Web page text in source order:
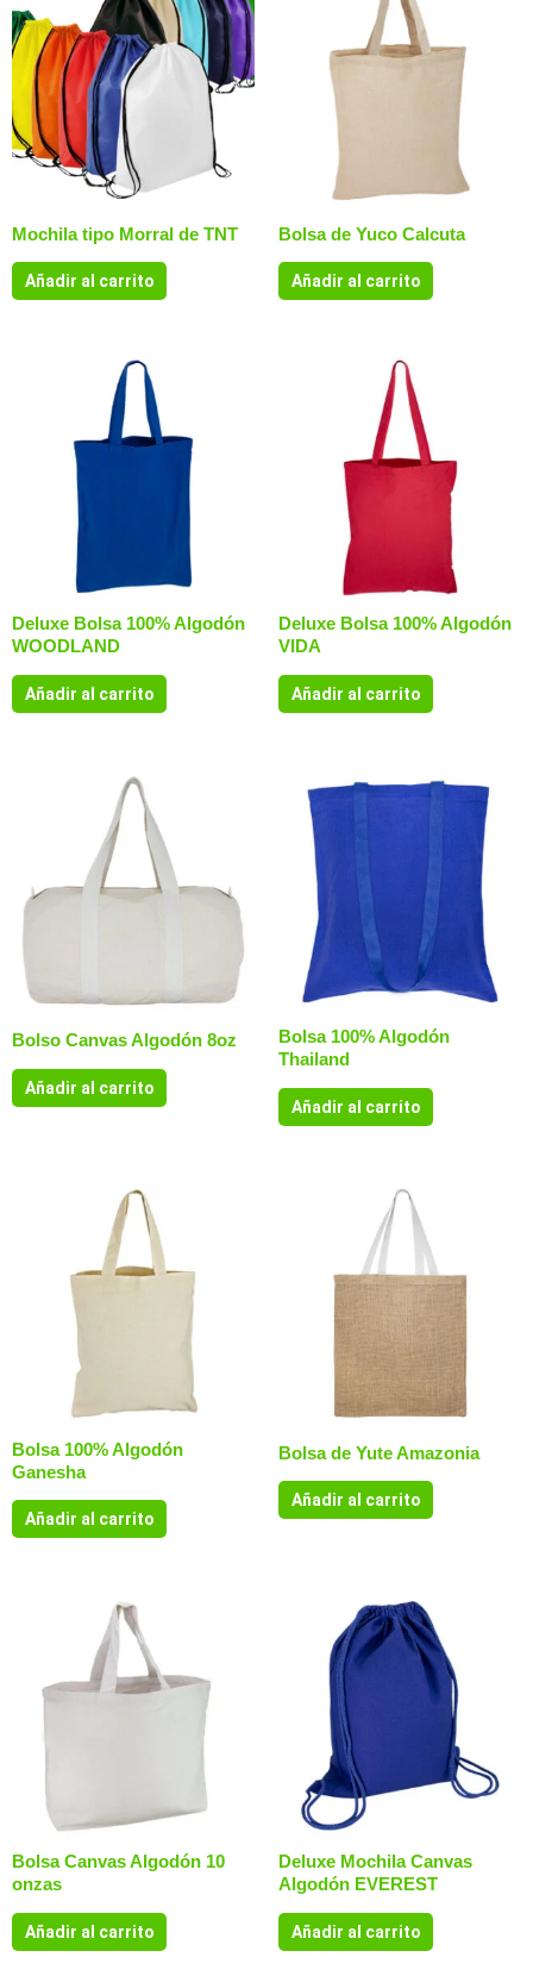
Mochila tipo Morral de TNT
Añadir al carrito
Bolsa de Yuco Calcuta
Añadir al carrito
Deluxe Bolsa 100% Algodón
WOODLAND
Añadir al carrito
Deluxe Bolsa 100% Algodón
VIDA
Añadir al carrito
Bolso Canvas Algodón 8oz
Añadir al carrito
Bolsa 100% Algodón
Thailand
Añadir al carrito
Bolsa 100% Algodón
Ganesha
Añadir al carrito
Bolsa de Yute Amazonia
Añadir al carrito
Bolsa Canvas Algodón 10
onzas
Añadir al carrito
Deluxe Mochila Canvas
Algodón EVEREST
Añadir al carrito